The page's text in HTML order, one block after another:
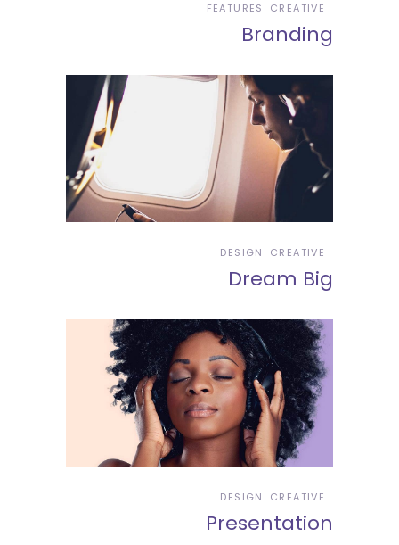
CREATIVE
FEATURES
Branding
CREATIVE
DESIGN
Dream Big
CREATIVE
DESIGN
Presentation